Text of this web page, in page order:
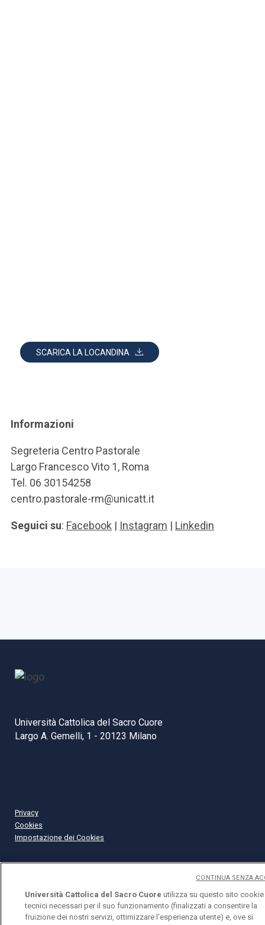
SCARICA LA LOCANDINA
Informazioni
Segreteria Centro Pastorale
Largo Francesco Vito 1, Roma
Tel. 06 30154258
centro.pastorale-rm@unicatt.it
Seguici su: Facebook | Instagram | Linkedin
Università Cattolica del Sacro Cuore
Largo A. Gemelli, 1 - 20123 Milano
Privacy
Cookies
Impostazione dei Cookies
Università Cattolica del Sacro Cuore utilizza su questo sito cookie
tecnici necessari per il suo funzionamento (finalizzati a consentire la
fruizione dei nostri servizi, ottimizzare l'esperienza utente) e, ove si
CONTINUA SENZA